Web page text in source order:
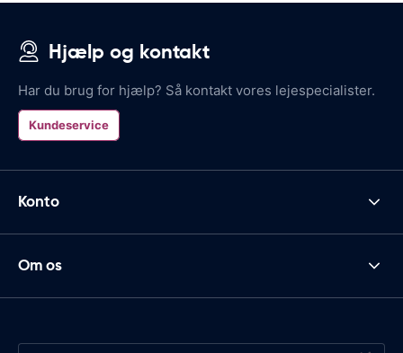
Hjælp og kontakt
Har du brug for hjælp? Så kontakt vores lejespecialister.
Kundeservice
Konto
Om os